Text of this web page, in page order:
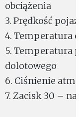
obciążenia
3. Prędkość
4. Temperatura
5. Temperatura
dolotowego
6. Ciśnienie
7. Zacisk 30 –